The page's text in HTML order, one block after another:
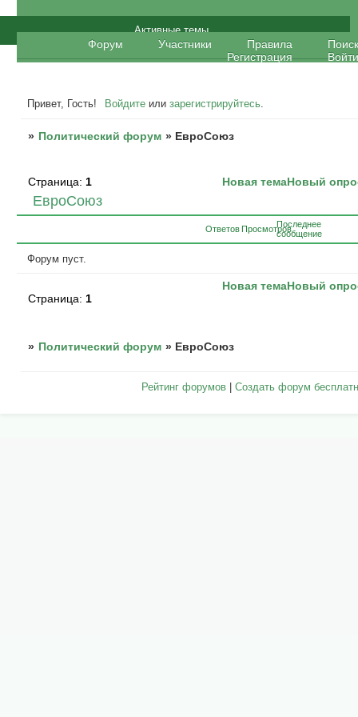
Политический форум
Форум Участники Правила
Поиск
Регистрация
Войти
Активные темы
Привет, Гость! Войдите илизарегистрируйтесь.
» Политический форум » ЕвроСоюз
ЕвроСоюз
Страница:1 Новая темаНовый
Ответов ПросмотровПоследнее
сообщение
Форум пуст.
Новая темаНовый
Страница: 1
» Политический форум » ЕвроСоюз
Рейтинг форумов |Создать форум